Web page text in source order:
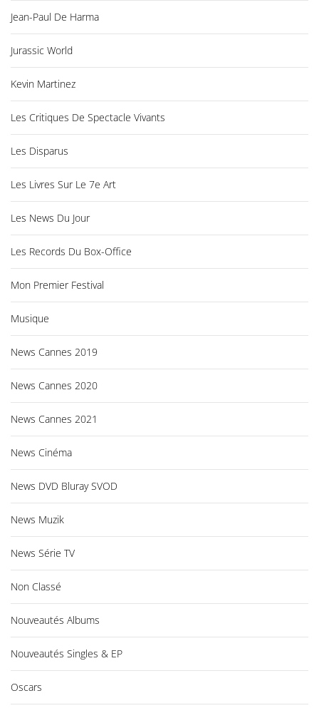
Jean-Paul De Harma
Jurassic World
Kevin Martinez
Les Critiques De Spectacle Vivants
Les Disparus
Les Livres Sur Le 7e Art
Les News Du Jour
Les Records Du Box-Office
Mon Premier Festival
Musique
News Cannes 2019
News Cannes 2020
News Cannes 2021
News Cinéma
News DVD Bluray SVOD
News Muzik
News Série TV
Non Classé
Nouveautés Albums
Nouveautés Singles & EP
Oscars